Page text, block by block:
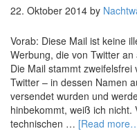
22. Oktober 2014 by
Vorab: Diese Mail ist keine
Werbung, die von Twitter
Die Mail stammt
Twitter – in dessen Namen
versendet wurden und
hinbekommt, weiß ich nicht.
technischen … [Read